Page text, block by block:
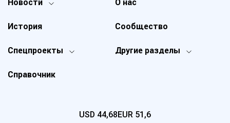
Новости
Спецпроекты Другие разделы
История
О нас
Справочник
Сообщество
USD 44,68EUR 51,6